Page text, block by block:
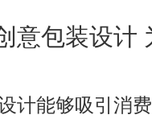
意包装设计
计能够吸引消